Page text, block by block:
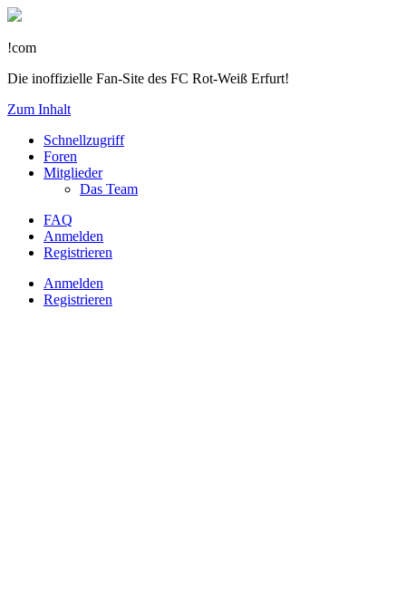
!com
Die inoffizielle Fan-Site des FC Rot-Weiß Erfurt!
Zum Inhalt
Schnellzugriff
Foren
Mitglieder
Das Team
FAQ
Anmelden
Registrieren
Anmelden
Registrieren